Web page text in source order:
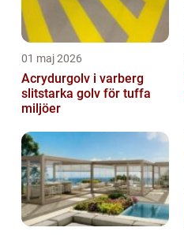
01 maj 2026
Acrydurgolv i varberg
slitstarka golv för tuffa
miljöer